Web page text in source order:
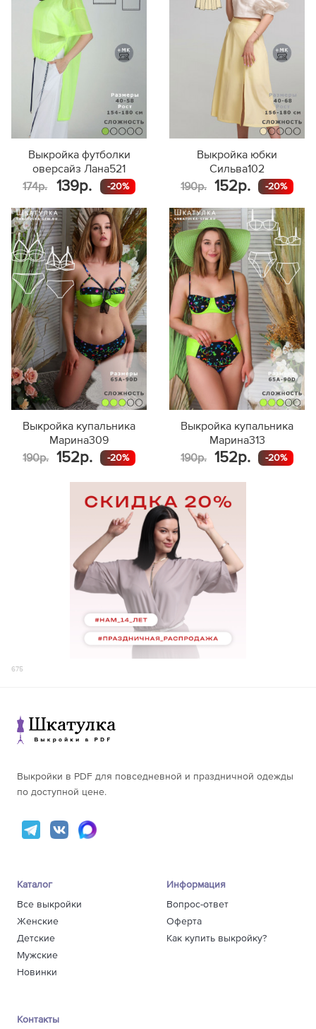
Выкройка футболки
оверсайз Лана521
174р.
139р. -20%
Выкройка юбки
Сильва102
190р.
152р. -20%
Выкройка купальника
Марина309
190р.
152р. -20%
Выкройка купальника
Марина313
190р.
152р. -20%
675
Выкройки в PDF для повседневной и праздничной одежды
по доступной цене.
Каталог
Все выкройки
Женские
Детские
Мужские
Новинки
Информация
Вопрос-ответ
Оферта
Как купить выкройку?
Контакты